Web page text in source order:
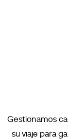
Gestionamos
su viaje para